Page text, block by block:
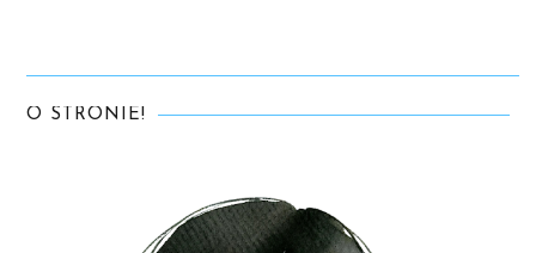
O STRONIE!